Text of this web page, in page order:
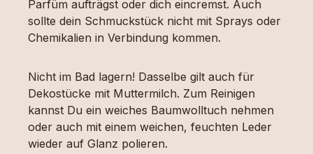
Parfüm aufträgst oder dich eincremst. Auch
sollte dein Schmuckstück nicht mit Sprays oder
Chemikalien in Verbindung kommen.
Nicht im Bad lagern! Dasselbe gilt auch für
Dekostücke mit Muttermilch. Zum Reinigen
kannst Du ein weiches Baumwolltuch nehmen
oder auch mit einem weichen, feuchten Leder
wieder auf Glanz polieren.